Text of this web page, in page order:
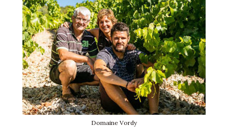
Domaine Vordy